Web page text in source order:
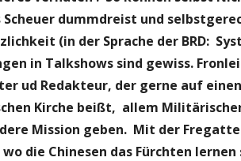
Scheuer dummdreist und
(in der Sprache der BRD:
in Talkshows sind gewiss.
ud Redakteur, der gerne auf
Kirche beißt, allem
Mission geben. Mit der
die Chinesen das Fürchten